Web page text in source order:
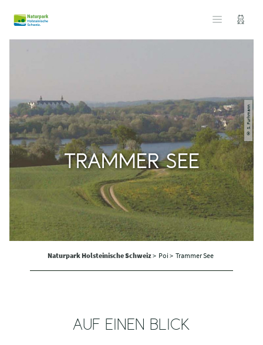
© S. Furhmann
TRAMMER SEE
Naturpark Holsteinische Schweiz> Poi > Trammer See
AUF EINEN BLICK